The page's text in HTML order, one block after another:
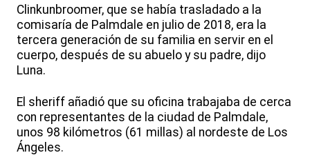
Clinkunbroomer, que se había trasladado a la
comisaría de Palmdale en julio de 2018, era la
tercera generación de su familia en servir en el
cuerpo, después de su abuelo y su padre, dijo
Luna.
El sheriff añadió que su oficina trabajaba de cerca
con representantes de la ciudad de Palmdale,
unos 98 kilómetros (61 millas) al nordeste de Los
Ángeles.